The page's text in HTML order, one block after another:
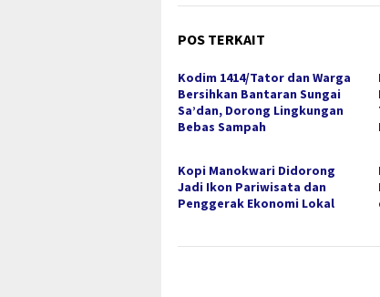
POS TERKAIT
Kodim 1414/Tator dan Warga
Bersihkan Bantaran Sungai
Sa’dan, Dorong Lingkungan
Bebas Sampah
Kopi Manokwari Didorong
Jadi Ikon Pariwisata dan
Penggerak Ekonomi Lokal